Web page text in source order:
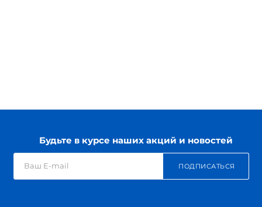
Будьте в курсе наших акций и новостей
ПОДПИСАТЬСЯ